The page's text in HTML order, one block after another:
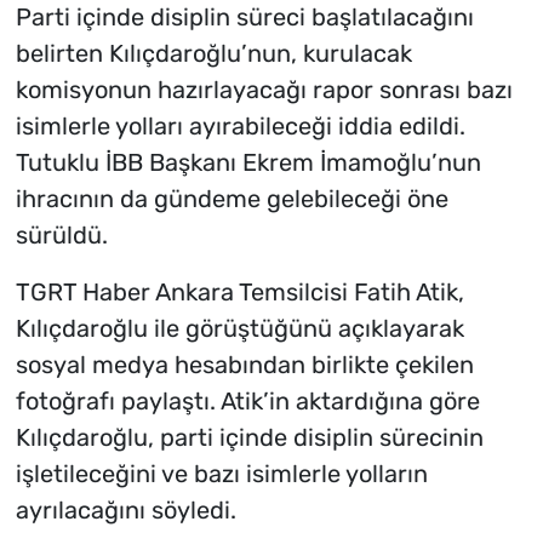
Parti içinde disiplin süreci başlatılacağını
belirten Kılıçdaroğlu’nun, kurulacak
komisyonun hazırlayacağı rapor sonrası bazı
isimlerle yolları ayırabileceği iddia edildi.
Tutuklu İBB Başkanı Ekrem İmamoğlu’nun
ihracının da gündeme gelebileceği öne
sürüldü.
TGRT Haber Ankara Temsilcisi Fatih Atik,
Kılıçdaroğlu ile görüştüğünü açıklayarak
sosyal medya hesabından birlikte çekilen
fotoğrafı paylaştı. Atik’in aktardığına göre
Kılıçdaroğlu, parti içinde disiplin sürecinin
işletileceğini ve bazı isimlerle yolların
ayrılacağını söyledi.